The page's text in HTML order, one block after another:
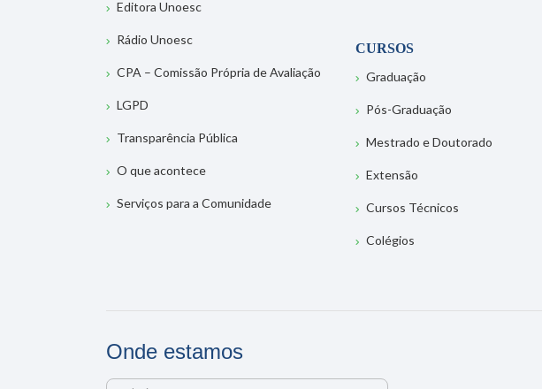
Editora Unoesc
Rádio Unoesc
CPA – Comissão Própria de Avaliação
LGPD
Transparência Pública
O que acontece
Serviços para a Comunidade
CURSOS
Graduação
Pós-Graduação
Mestrado e Doutorado
Extensão
Cursos Técnicos
Colégios
Onde estamos